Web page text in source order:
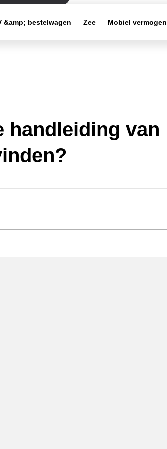
&amp; bestelwagen Zee Mobiel vermogen
handleiding van